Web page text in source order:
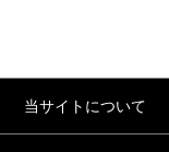
当サイトについて